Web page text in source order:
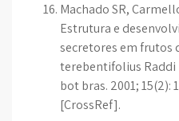
Machado SR,
Estrutura e
secretores em frutos
terebentifolius Raddi
bot bras. 2001; 15(2):
[CrossRef].